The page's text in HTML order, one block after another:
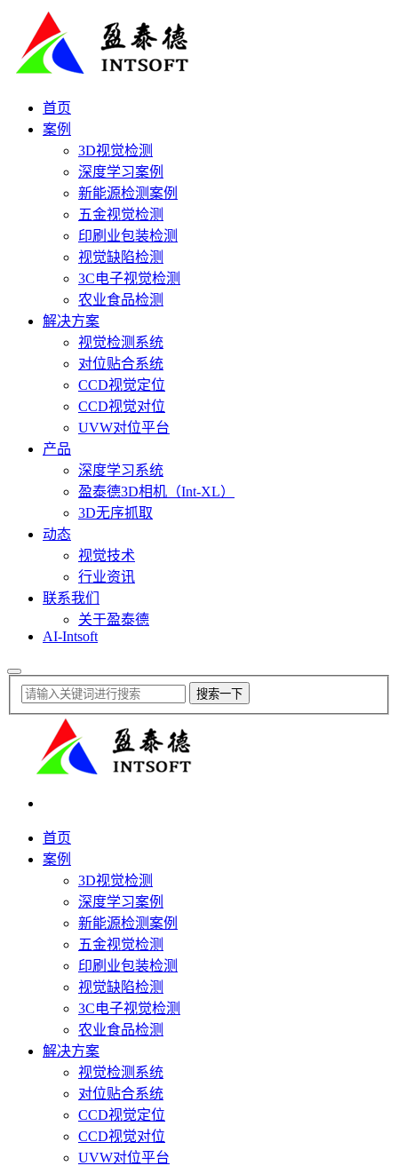
首页
案例
3D视觉检测
深度学习案例
新能源检测案例
五金视觉检测
印刷业包装检测
视觉缺陷检测
3C电子视觉检测
农业食品检测
解决方案
视觉检测系统
对位贴合系统
CCD视觉定位
CCD视觉对位
UVW对位平台
产品
深度学习系统
盈泰德3D相机（Int-XL）
3D无序抓取
动态
视觉技术
行业资讯
联系我们
关于盈泰德
AI-Intsoft
首页
案例
3D视觉检测
深度学习案例
新能源检测案例
五金视觉检测
印刷业包装检测
视觉缺陷检测
3C电子视觉检测
农业食品检测
解决方案
视觉检测系统
对位贴合系统
CCD视觉定位
CCD视觉对位
UVW对位平台